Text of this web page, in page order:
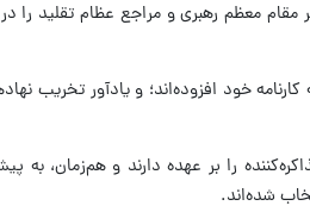
معظم رهبری و مراجع عظام تقلید را در
خود افزوده‌اند؛ و یادآور تخریب
را بر عهده دارند و هم‌زمان، به
شده‌اند.